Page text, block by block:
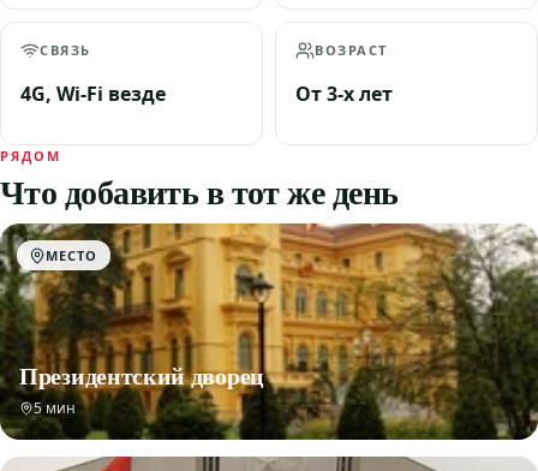
СВЯЗЬ
4G, Wi-Fi везде
ВОЗРАСТ
От 3-х лет
РЯДОМ
Что добавить в тот же день
МЕСТО
Президентский дворец
5 мин